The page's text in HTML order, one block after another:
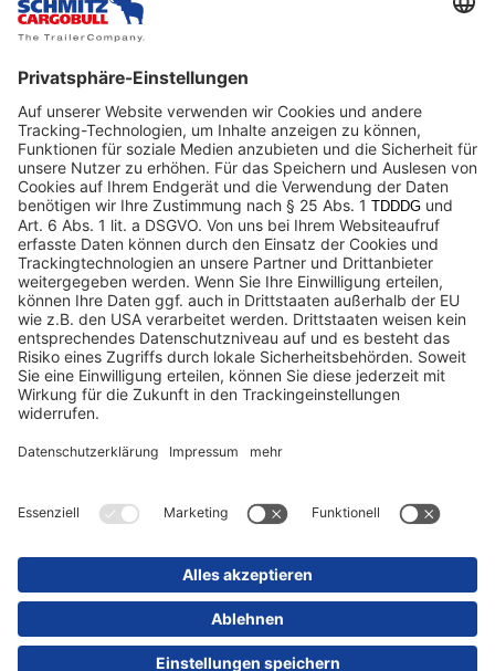
DatenschutzImpressum / Rechtliche Hinweise
© 2025 Schmitz Cargobull. All Rights Reserved